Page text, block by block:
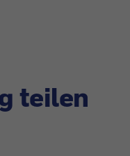
teilen